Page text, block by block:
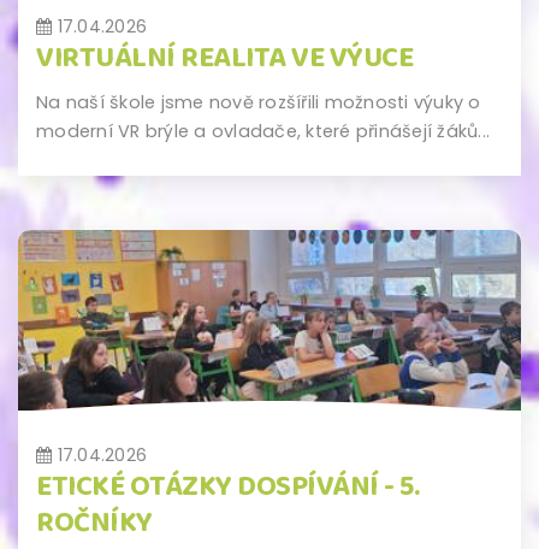
17.04.2026
VIRTUÁLNÍ REALITA VE VÝUCE
Na naší škole jsme nově rozšířili možnosti výuky o
moderní VR brýle a ovladače, které přinášejí žáků...
17.04.2026
ETICKÉ OTÁZKY DOSPÍVÁNÍ - 5.
ROČNÍKY